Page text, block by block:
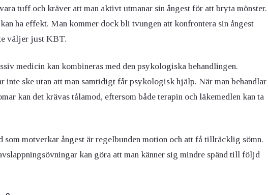
tuff och kräver att man aktivt utmanar sin ångest för att bryta mönster.
ha effekt. Man kommer dock bli tvungen att konfrontera sin ångest
väljer just KBT.
medicin kan kombineras med den psykologiska behandlingen.
inte ske utan att man samtidigt får psykologisk hjälp. När man behandlar
kan det krävas tålamod, eftersom både terapin och läkemedlen kan ta
som motverkar ångest är regelbunden motion och att få tillräcklig sömn.
kan göra att man känner sig mindre spänd till följd